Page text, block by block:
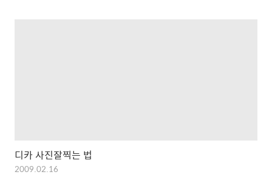
디카 사진잘찍는 법
2009.02.16